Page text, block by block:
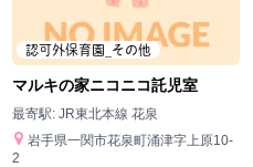
認可外保育園_その他
マルキの家ニコニコ託児室
最寄駅: JR東北本線 花泉
岩手県一関市花泉町涌津字上原10-
2